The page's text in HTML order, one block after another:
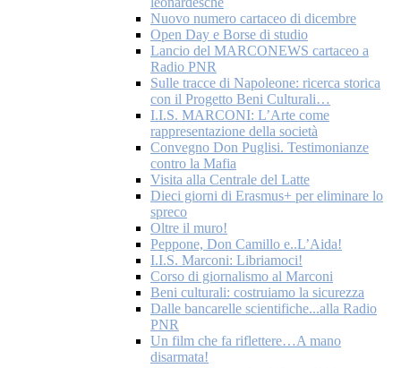
Nuovo numero cartaceo di dicembre
Open Day e Borse di studio
Lancio del MARCONEWS cartaceo a
Radio PNR
Sulle tracce di Napoleone: ricerca storica
con il Progetto Beni Culturali…
I.I.S. MARCONI: L’Arte come
rappresentazione della società
Convegno Don Puglisi. Testimonianze
contro la Mafia
Visita alla Centrale del Latte
Dieci giorni di Erasmus+ per eliminare lo
spreco
Oltre il muro!
Peppone, Don Camillo e..L’Aida!
I.I.S. Marconi: Libriamoci!
Corso di giornalismo al Marconi
Beni culturali: costruiamo la sicurezza
Dalle bancarelle scientifiche...alla Radio
PNR
Un film che fa riflettere…A mano
disarmata!